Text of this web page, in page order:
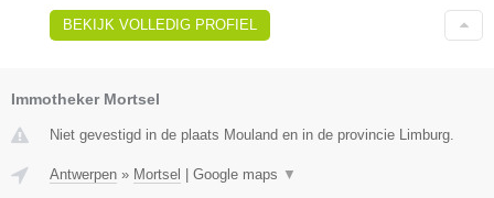
BEKIJK VOLLEDIG PROFIEL
Immotheker Mortsel
Niet gevestigd in de plaats Mouland en in de provincie Limburg.
Antwerpen » Mortsel Google maps ▼